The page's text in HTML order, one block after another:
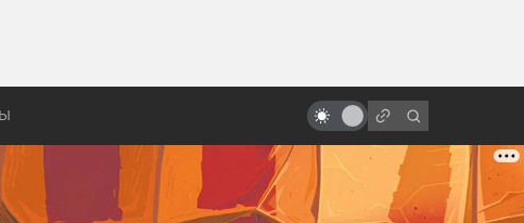
мёртвых девочек